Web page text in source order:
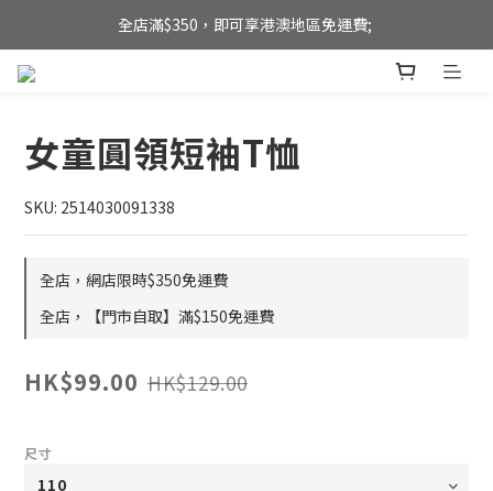
全店滿$350，即可享港澳地區免運費;
全店滿$350，即可享港澳地區免運費;
女童圓領短袖T恤
SKU: 2514030091338
全店，網店限時$350免運費
全店，【門市自取】滿$150免運費
HK$99.00 HK$129.00
尺寸